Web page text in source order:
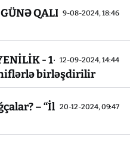
9-08-2024, 18:46
QALIB... -
12-09-2024, 14:44
- 1-ci siniflər 3-
birləşdirilir
20-12-2024, 09:47
– “İlk müəllim